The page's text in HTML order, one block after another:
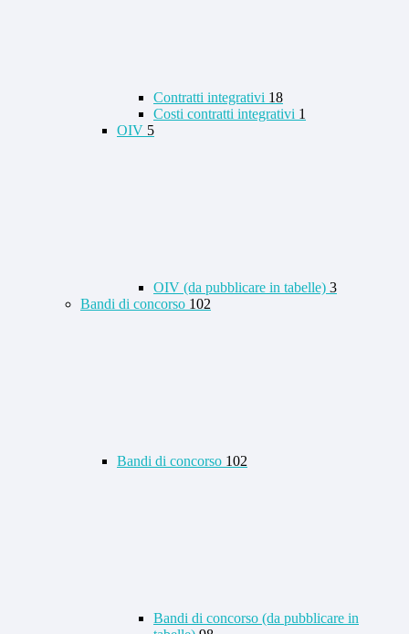
Contratti integrativi 18
Costi contratti integrativi 1
OIV 5
OIV (da pubblicare in tabelle) 3
Bandi di concorso 102
Bandi di concorso 102
Bandi di concorso (da pubblicare in